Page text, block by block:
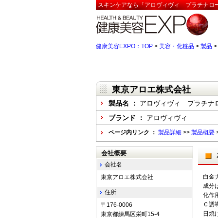
スキンケアなら「アロヴィヴィ プラチナロ
健康美容EXPO：TOP > 美容・化粧品 > 製品 >
東京アロエ株式会社
製品名 ： アロヴィヴィ プラチナ
ブランド ： アロヴィヴィ
ページ内リンク ： 製品詳細 >> 製品概要
白金
成分
化作
Ｃ誘
日焼
会社概要
会社名
東京アロエ株式会社
住所
〒176-0006
東京都練馬区栄町15-4